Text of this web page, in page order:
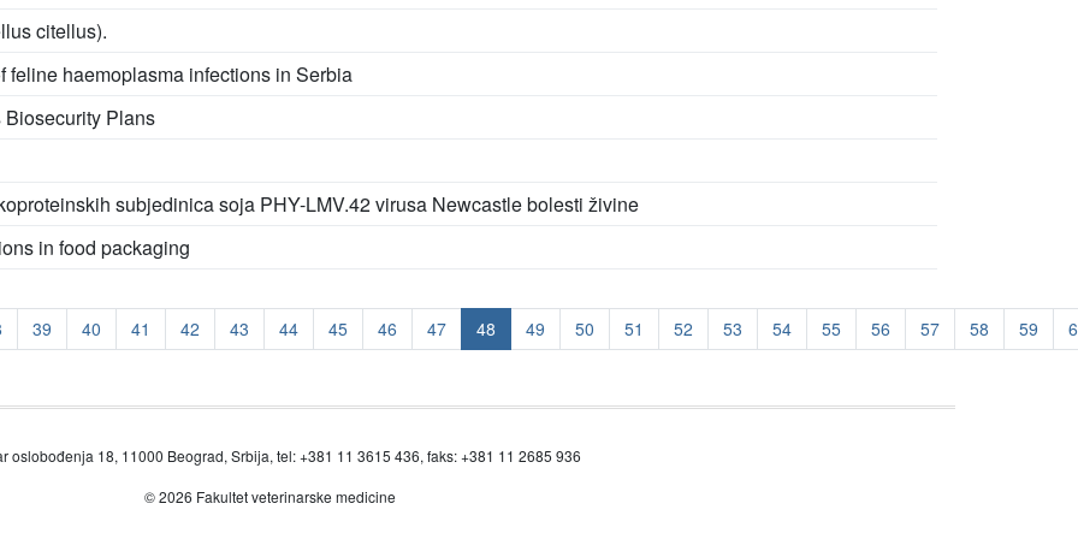
citellus).
haemoplasma infections in Serbia
Plans
subjedinica soja PHY-LMV.42 virusa Newcastle bolesti živine
in food packaging
39 40 41 42 43 44 45 46 47 48 49 50 51 52 53 54 55 56 57 58 59
oslobođenja 18, 11000 Beograd, Srbija, tel: +381 11 3615 436, faks: +381 11 2685 936
© 2026 Fakultet veterinarske medicine